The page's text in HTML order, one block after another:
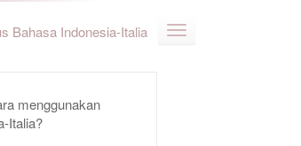
Bahasa Indonesia-Italia
menggunakan
Italia?